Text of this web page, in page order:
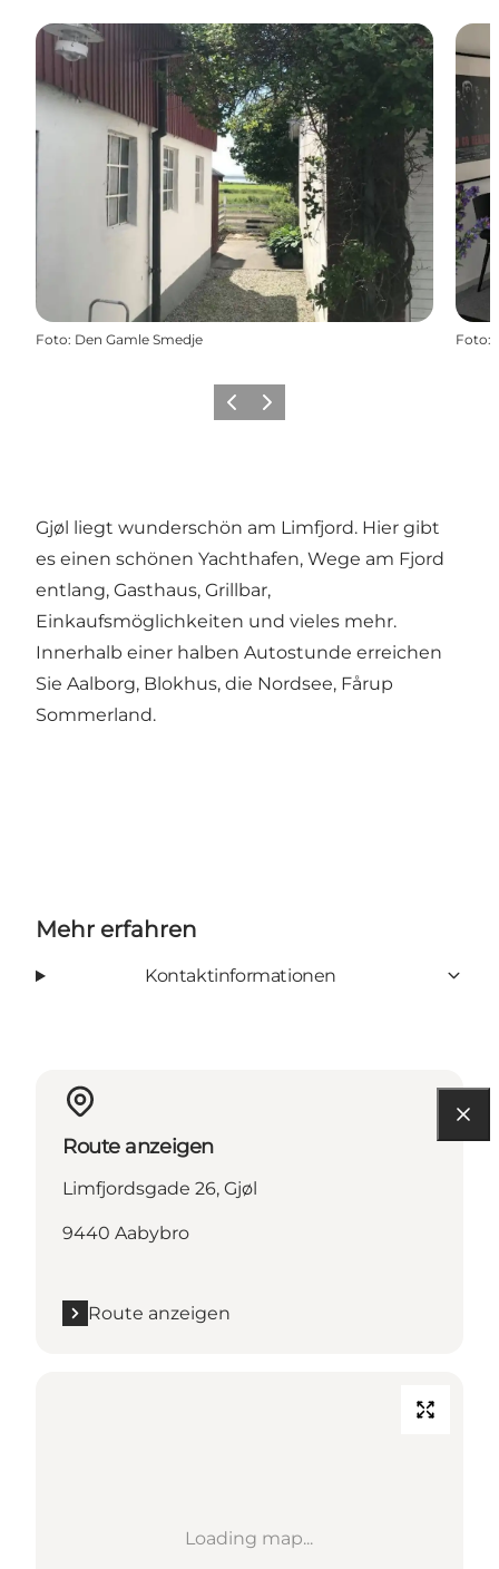
Foto: Den Gamle Smedje Foto:
ZurückWeiter
Gjøl liegt wunderschön am Limfjord. Hier gibt
es einen schönen Yachthafen, Wege am Fjord
entlang, Gasthaus, Grillbar,
Einkaufsmöglichkeiten und vieles mehr.
Innerhalb einer halben Autostunde erreichen
Sie Aalborg, Blokhus, die Nordsee, Fårup
Sommerland.
Mehr erfahren
Kontaktinformationen
Route anzeigen
Limfjordsgade 26, Gjøl
9440 Aabybro
Route anzeigen
Loading map...